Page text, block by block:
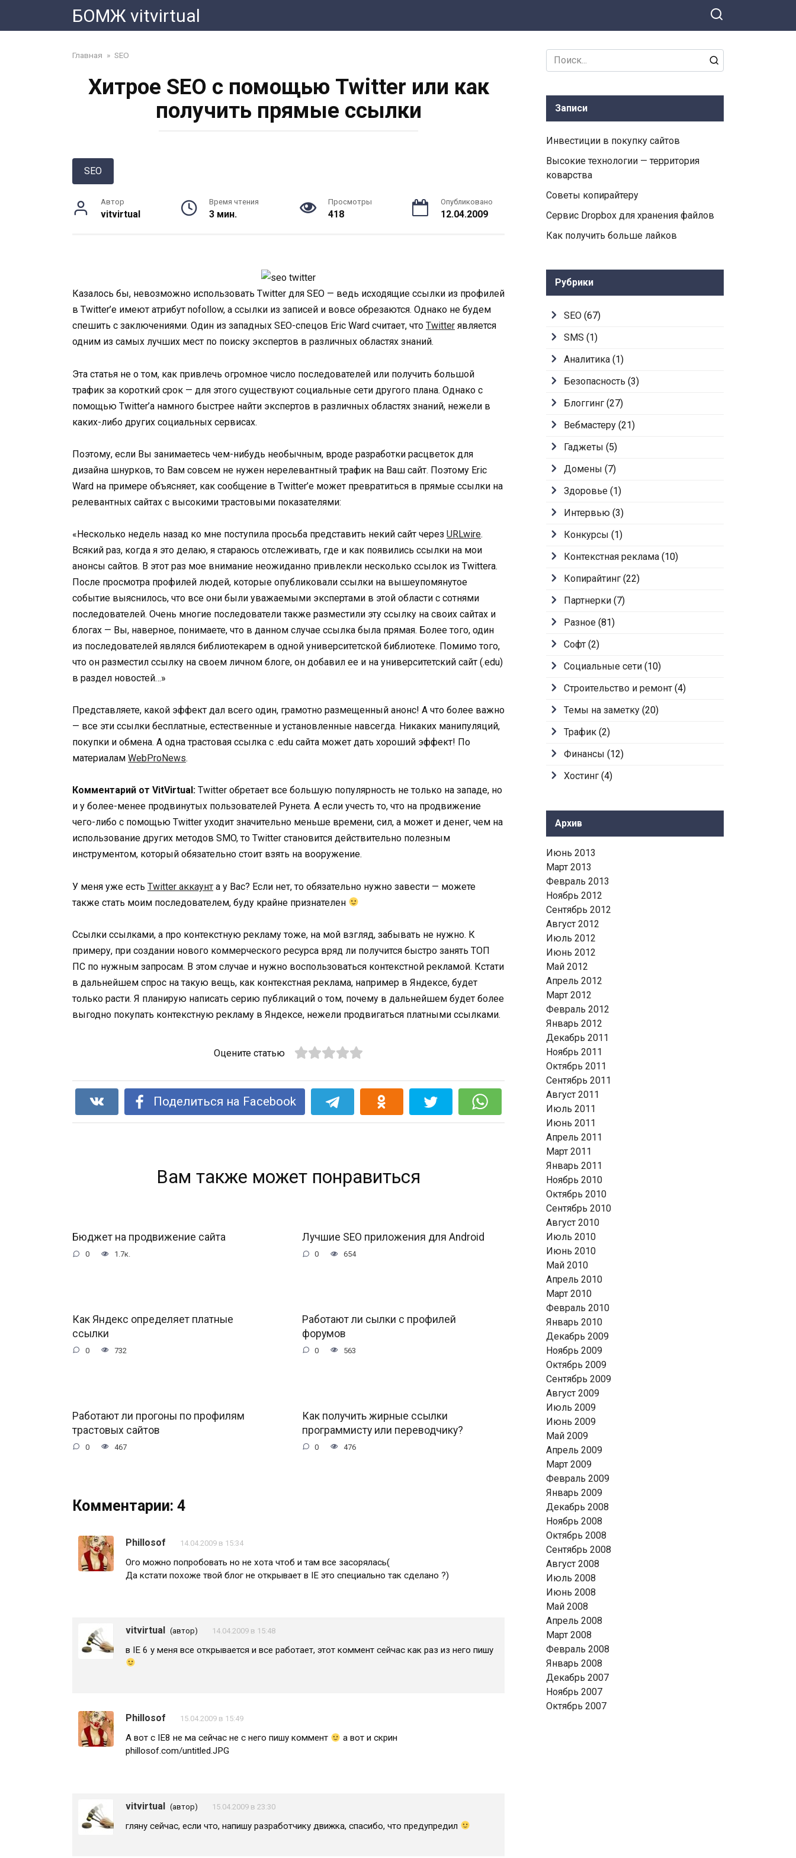
контенту
БОМЖ vitvirtual
Главная » SEO
Хитрое SEO с помощью Twitter или как
получить прямые ссылки
SEO
Автор
vitvirtual
Время чтения
3 мин.
Просмотры
418
Опубликовано
12.04.2009
Казалось бы, невозможно использовать Twitter для SEO — ведь исходящие ссылки из профилей
в Twitter’е имеют атрибут nofollow, а ссылки из записей и вовсе обрезаются. Однако не будем
спешить с заключениями. Один из западных SEO-спецов Eric Ward считает, что Twitter является
одним из самых лучших мест по поиску экспертов в различных областях знаний.
Эта статья не о том, как привлечь огромное число последователей или получить большой
трафик за короткий срок — для этого существуют социальные сети другого плана. Однако с
помощью Twitter’а намного быстрее найти экспертов в различных областях знаний, нежели в
каких-либо других социальных сервисах.
Поэтому, если Вы занимаетесь чем-нибудь необычным, вроде разработки расцветок для
дизайна шнурков, то Вам совсем не нужен нерелевантный трафик на Ваш сайт. Поэтому Eric
Ward на примере объясняет, как сообщение в Twitter’е может превратиться в прямые ссылки на
релевантных сайтах с высокими трастовыми показателями:
«Несколько недель назад ко мне поступила просьба представить некий сайт через URLwire.
Всякий раз, когда я это делаю, я стараюсь отслеживать, где и как появились ссылки на мои
анонсы сайтов. В этот раз мое внимание неожиданно привлекли несколько ссылок из Twitterа.
После просмотра профилей людей, которые опубликовали ссылки на вышеупомянутое
событие выяснилось, что все они были уважаемыми экспертами в этой области с сотнями
последователей. Очень многие последователи также разместили эту ссылку на своих сайтах и
блогах — Вы, наверное, понимаете, что в данном случае ссылка была прямая. Более того, один
из последователей являлся библиотекарем в одной университетской библиотеке. Помимо того,
что он разместил ссылку на своем личном блоге, он добавил ее и на университетский сайт (.edu)
в раздел новостей…»
Представляете, какой эффект дал всего один, грамотно размещенный анонс! А что более важно
— все эти ссылки бесплатные, естественные и установленные навсегда. Никаких манипуляций,
покупки и обмена. А одна трастовая ссылка с .edu сайта может дать хороший эффект! По
материалам WebProNews.
Комментарий от VitVirtual: Twitter обретает все большую популярность не только на западе, но
и у более-менее продвинутых пользователей Рунета. А если учесть то, что на продвижение
чего-либо с помощью Twitter уходит значительно меньше времени, сил, а может и денег, чем на
использование других методов SMO, то Twitter становится действительно полезным
инструментом, который обязательно стоит взять на вооружение.
У меня уже есть Twitter аккаунт а у Вас? Если нет, то обязательно нужно завести — можете
также стать моим последователем, буду крайне признателен
Ссылки ссылками, а про контекстную рекламу тоже, на мой взгляд, забывать не нужно. К
примеру, при создании нового коммерческого ресурса вряд ли получится быстро занять ТОП
ПС по нужным запросам. В этом случае и нужно воспользоваться контекстной рекламой. Кстати
в дальнейшем спрос на такую вещь, как контекстная реклама, например в Яндексе, будет
только расти. Я планирую написать серию публикаций о том, почему в дальнейшем будет более
выгодно покупать контекстную рекламу в Яндексе, нежели продвигаться платными ссылками.
Оцените статью
Поделиться на Facebook
Вам также может понравиться
Бюджет на продвижение сайта
0 1.7к.
Лучшие SEO приложения для Android
0 654
Как Яндекс определяет платные
ссылки
0 732
Работают ли сылки с профилей
форумов
0 563
Работают ли прогоны по профилям
трастовых сайтов
0 467
Как получить жирные ссылки
программисту или переводчику?
0 476
Комментарии: 4
Phillosof 14.04.2009 в 15:34
Ого можно попробовать но не хота чтоб и там все засорялась(
Да кстати похоже твой блог не открывает в IE это специально так сделано ?)
vitvirtual (автор) 14.04.2009 в 15:48
в IE 6 у меня все открывается и все работает, этот коммент сейчас как раз из него пишу
Phillosof 15.04.2009 в 15:49
А вот с IE8 не ма сейчас не с него пишу коммент
а вот и скрин
phillosof.com/untitled.JPG
vitvirtual (автор) 15.04.2009 в 23:30
гляну сейчас, если что, напишу разработчику движка, спасибо, что предупредил
Search
for:
Записи
Инвестиции в покупку сайтов
Высокие технологии — территория
коварства
Советы копирайтеру
Сервис Dropbox для хранения файлов
Как получить больше лайков
Рубрики
SEO (67)
SMS (1)
Аналитика (1)
Безопасность (3)
Блоггинг (27)
Вебмастеру (21)
Гаджеты (5)
Домены (7)
Здоровье (1)
Интервью (3)
Конкурсы (1)
Контекстная реклама (10)
Копирайтинг (22)
Партнерки (7)
Разное (81)
Софт (2)
Социальные сети (10)
Строительство и ремонт (4)
Темы на заметку (20)
Трафик (2)
Финансы (12)
Хостинг (4)
Архив
Июнь 2013
Март 2013
Февраль 2013
Ноябрь 2012
Сентябрь 2012
Август 2012
Июль 2012
Июнь 2012
Май 2012
Апрель 2012
Март 2012
Февраль 2012
Январь 2012
Декабрь 2011
Ноябрь 2011
Октябрь 2011
Сентябрь 2011
Август 2011
Июль 2011
Июнь 2011
Апрель 2011
Март 2011
Январь 2011
Ноябрь 2010
Октябрь 2010
Сентябрь 2010
Август 2010
Июль 2010
Июнь 2010
Май 2010
Апрель 2010
Март 2010
Февраль 2010
Январь 2010
Декабрь 2009
Ноябрь 2009
Октябрь 2009
Сентябрь 2009
Август 2009
Июль 2009
Июнь 2009
Май 2009
Апрель 2009
Март 2009
Февраль 2009
Январь 2009
Декабрь 2008
Ноябрь 2008
Октябрь 2008
Сентябрь 2008
Август 2008
Июль 2008
Июнь 2008
Май 2008
Апрель 2008
Март 2008
Февраль 2008
Январь 2008
Декабрь 2007
Ноябрь 2007
Октябрь 2007